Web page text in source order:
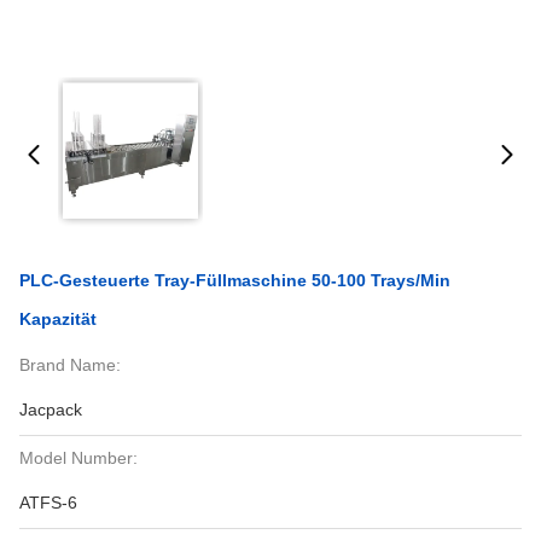
PLC-Gesteuerte Tray-Füllmaschine 50-100 Trays/Min
Kapazität
Brand Name:
Jacpack
Model Number:
ATFS-6